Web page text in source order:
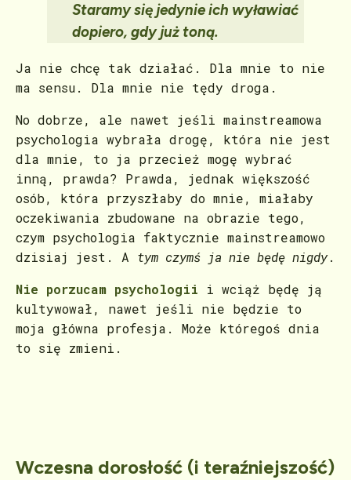
Staramy się jedynie ich wyławiać
dopiero, gdy już toną.
Ja nie chcę tak działać. Dla mnie to nie
ma sensu. Dla mnie nie tędy droga.
No dobrze, ale nawet jeśli mainstreamowa
psychologia wybrała drogę, która nie jest
dla mnie, to ja przecież mogę wybrać
inną, prawda? Prawda, jednak większość
osób, która przyszłaby do mnie, miałaby
oczekiwania zbudowane na obrazie tego,
czym psychologia faktycznie mainstreamowo
dzisiaj jest. A tym czymś ja nie będę nigdy.
Nie porzucam psychologii i wciąż będę ją
kultywował, nawet jeśli nie będzie to
moja główna profesja. Może któregoś dnia
to się zmieni.
Wczesna dorosłość (i teraźniejszość)